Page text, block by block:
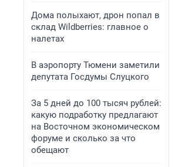
Дома полыхают, дрон попал в
склад Wildberries: главное о
налетах
В аэропорту Тюмени заметили
депутата Госдумы Слуцкого
За 5 дней до 100 тысяч рублей:
какую подработку предлагают
на Восточном экономическом
форуме и сколько за что
обещают